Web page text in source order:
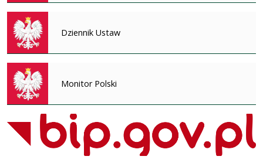
Dziennik Ustaw
Monitor Polski